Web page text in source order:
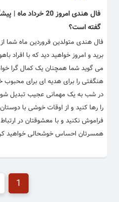
فال هندی امروز 20
گفته است؟
فال هندی متولدین فروردین ماه شما
برید و امروز خواهید دید که با افراد
می گوید شما همچنان یک کمال گرا
هنگفتی را برای هدیه ای برای
در شب به یک مهمانی عجیب تبدیل
را رها کنید و از اوقات خوشی با
فراموش نکنید و با معشوقتان در
همسرتان احساس خوشحالی خواهید
1